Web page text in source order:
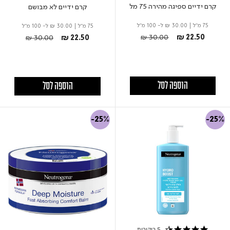
קרם ידיים ספיגה מהירה 75 מל
75 מ"ל ₪ 30.00 ל- 100 מ"ל
₪ 22.50
Price reduced from
₪ 30.00to
הוספה לסל
קרם ידיים לא מבושם
75 מ"ל ₪ 30.00 ל- 100 מ"ל
₪ 22.50
Price reduced from
₪ 30.00to
הוספה לסל
-25%
-25%